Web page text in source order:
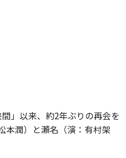
」以来、約2年ぶりの再会を
本潤）と瀬名（演：有村架